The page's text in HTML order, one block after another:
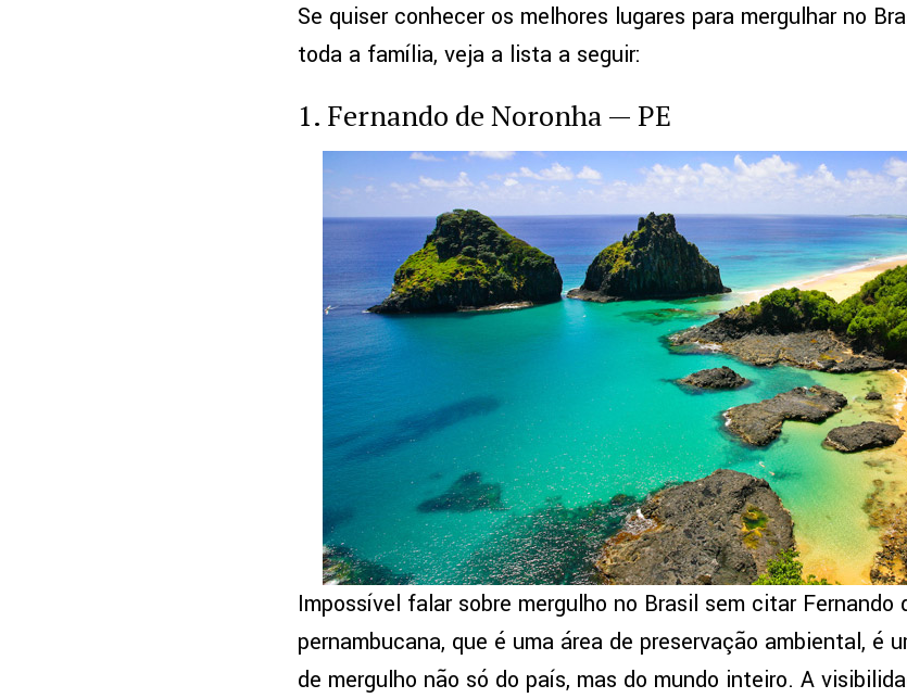
Se quiser conhecer os melhores lugares para mergulhar no
toda a família, veja a lista a seguir:
1. Fernando de Noronha — PE
Impossível falar sobre mergulho no Brasil sem citar Fernando
pernambucana, que é uma área de preservação ambiental, é
de mergulho não só do país, mas do mundo inteiro. A